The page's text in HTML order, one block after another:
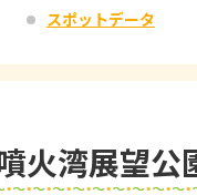
スポットデータ
火湾展望公